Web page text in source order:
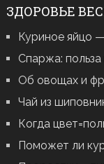
ЗДОРОВЬЕ
Куриное яйцо
Спаржа: польза
Об овощах и
Чай из
Когда
Поможет ли